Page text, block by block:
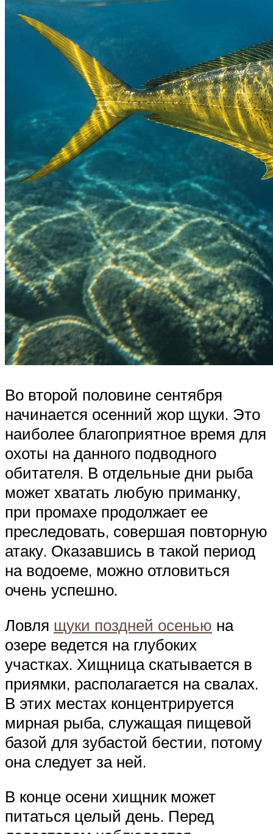
Во второй половине сентября
начинается осенний жор щуки. Это
наиболее благоприятное время для
охоты на данного подводного
обитателя. В отдельные дни рыба
может хватать любую приманку,
при промахе продолжает ее
преследовать, совершая повторную
атаку. Оказавшись в такой период
на водоеме, можно отловиться
очень успешно.
Ловля щуки поздней осенью на
озере ведется на глубоких
участках. Хищница скатывается в
приямки, располагается на свалах.
В этих местах концентрируется
мирная рыба, служащая пищевой
базой для зубастой бестии, потому
она следует за ней.
В конце осени хищник может
питаться целый день. Перед